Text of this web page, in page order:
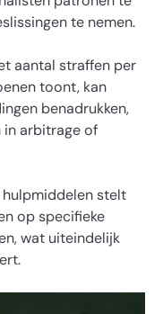
te nemen.
aantal straffen per
toont, kan
benadrukken,
in arbitrage of
hulpmiddelen stelt
op specifieke
wat uiteindelijk